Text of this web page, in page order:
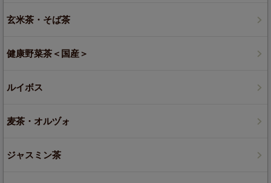
玄米茶・そば茶
健康野菜茶＜国産＞
ルイボス
麦茶・オルヅォ
ジャスミン茶